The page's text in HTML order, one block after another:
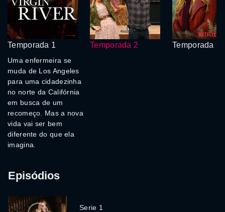
Temporada 1
Uma enfermeira se
muda de Los Angeles
para uma cidadezinha
no norte da Califórnia
em busca de um
recomeço. Mas a nova
vida vai ser bem
diferente do que ela
imagina.
Temporada 2 Temporada 3
Episódios
Serie 1